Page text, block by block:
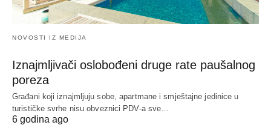
NOVOSTI IZ MEDIJA
Iznajmljivači oslobođeni druge rate paušalnog
poreza
Građani koji iznajmljuju sobe, apartmane i smještajne jedinice u
turističke svrhe nisu obveznici PDV-a sve…
6 godina ago